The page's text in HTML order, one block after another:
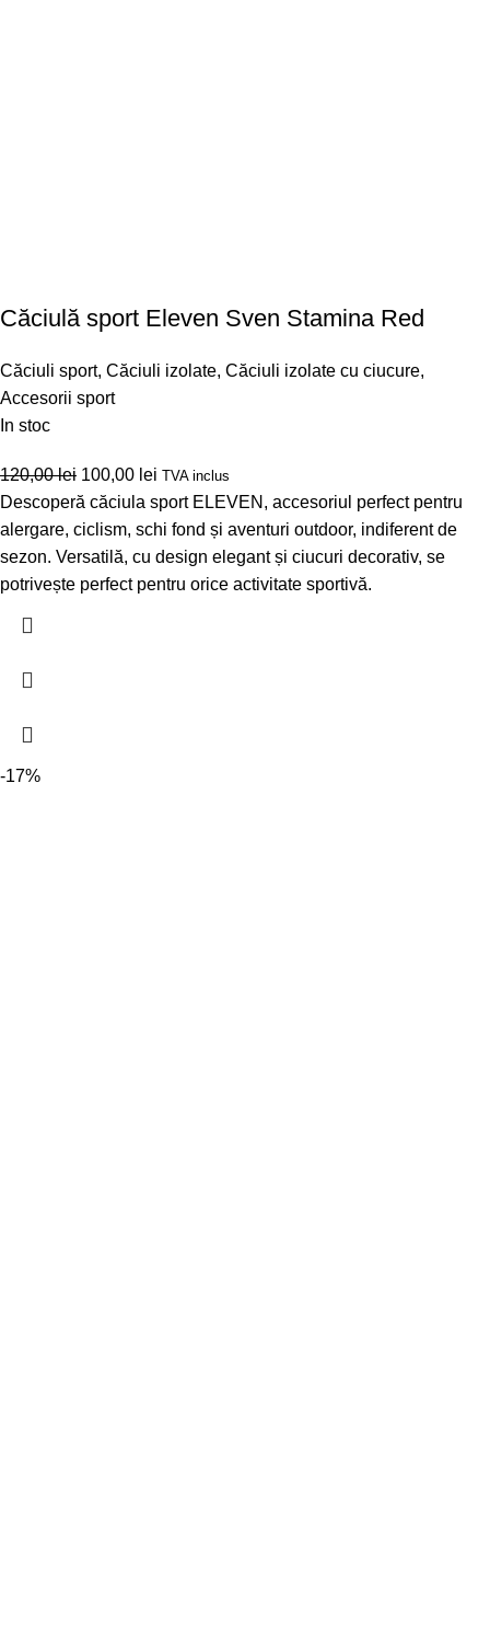
Căciulă sport Eleven Sven Stamina Red
Căciuli sport, Căciuli izolate, Căciuli izolate cu ciucure,
Accesorii sport
In stoc
120,00lei 100,00 lei TVA inclus
Descoperă căciula sport ELEVEN, accesoriul perfect pentru
alergare, ciclism, schi fond și aventuri outdoor, indiferent de
sezon. Versatilă, cu design elegant și ciucuri decorativ, se
potrivește perfect pentru orice activitate sportivă.
-17%